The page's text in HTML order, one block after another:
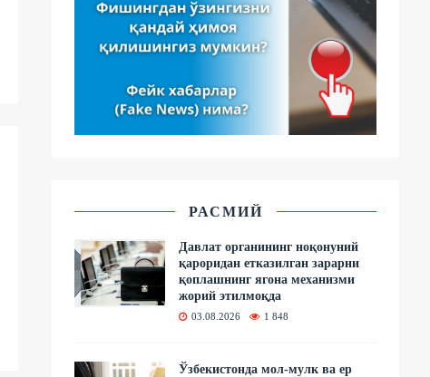
РАСМИЙ
Давлат органининг ноқонуний
қароридан етказилган зарарни
қоплашнинг ягона механизми
жорий этилмоқда
03.08.2026 1 848
Ўзбекистонда мол-мулк ва ер